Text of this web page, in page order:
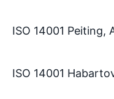
ISO 14001 Peiting,
ISO 14001